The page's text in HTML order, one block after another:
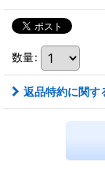
数量:
返品特約に関す